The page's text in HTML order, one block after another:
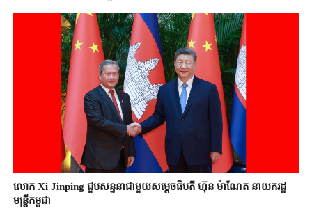
លោក Xi Jinping ជួបសន្ទនាជាមួយសម្តេចធិបតី ហ៊ុន ម៉ាណែត នាយករដ្ឋ
មន្ត្រីកម្ពុជា